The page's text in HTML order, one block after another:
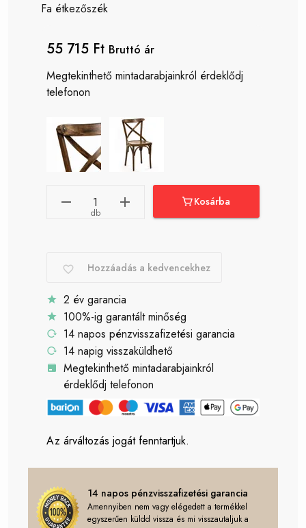
Fa étkezőszék
55 715 Ft Bruttó ár
Megtekinthető mintadarabjainkról érdeklődj
telefonon
db
Kosárba
Hozzáadás a kedvencekhez
2 év garancia
100%-ig garantált minőség
14 napos pénzvisszafizetési garancia
14 napig visszaküldhető
Megtekinthető mintadarabjainkról
érdeklődj telefonon
Az árváltozás jogát fenntartjuk.
14 napos pénzvisszafizetési garancia
Amennyiben nem vagy elégedett a termékkel
egyszerűen küldd vissza és mi visszautaljuk a